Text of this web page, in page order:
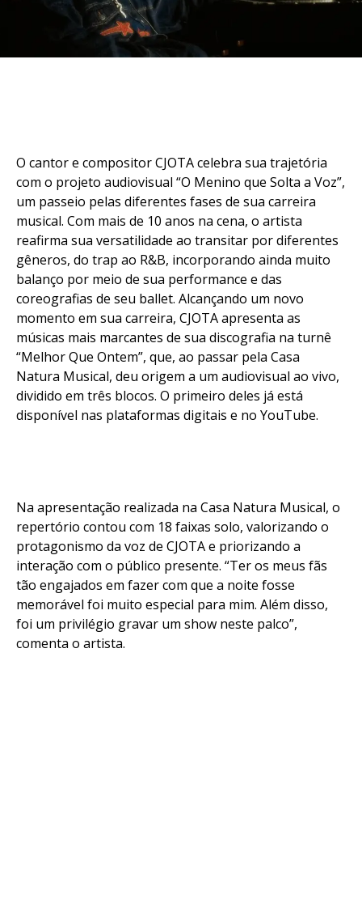
O cantor e compositor CJOTA celebra sua trajetória
com o projeto audiovisual “O Menino que Solta a Voz”,
um passeio pelas diferentes fases de sua carreira
musical. Com mais de 10 anos na cena, o artista
reafirma sua versatilidade ao transitar por diferentes
gêneros, do trap ao R&B, incorporando ainda muito
balanço por meio de sua performance e das
coreografias de seu ballet. Alcançando um novo
momento em sua carreira, CJOTA apresenta as
músicas mais marcantes de sua discografia na turnê
“Melhor Que Ontem”, que, ao passar pela Casa
Natura Musical, deu origem a um audiovisual ao vivo,
dividido em três blocos. O primeiro deles já está
disponível nas plataformas digitais e no YouTube.
Na apresentação realizada na Casa Natura Musical, o
repertório contou com 18 faixas solo, valorizando o
protagonismo da voz de CJOTA e priorizando a
interação com o público presente. “Ter os meus fãs
tão engajados em fazer com que a noite fosse
memorável foi muito especial para mim. Além disso,
foi um privilégio gravar um show neste palco”,
comenta o artista.